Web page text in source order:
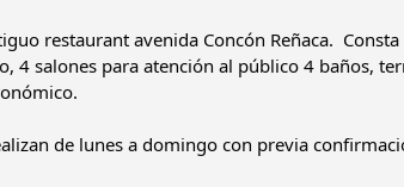
restaurant avenida Concón Reñaca.
4 salones para atención al público 4 baños,
de lunes a domingo con previa